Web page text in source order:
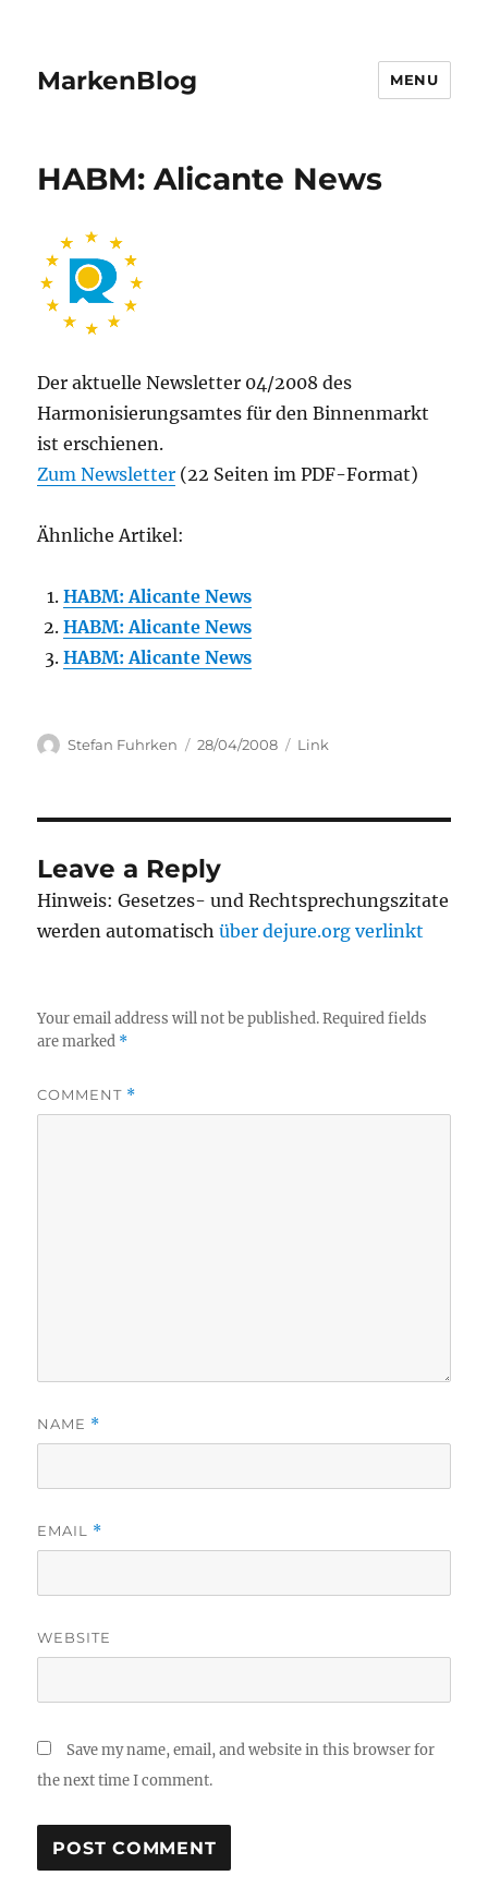
MarkenBlog MENU
HABM: Alicante News
Der aktuelle Newsletter 04/2008 des
Harmonisierungsamtes für den Binnenmarkt
ist erschienen.
Zum Newsletter (22 Seiten im PDF-Format)
Ähnliche Artikel:
HABM: Alicante News
HABM: Alicante News
HABM: Alicante News
Author
Stefan Fuhrken
Posted
28/04/2008 Categories
Link
Leave a Reply
Hinweis: Gesetzes- und Rechtsprechungszitate
werden automatischüber dejure.org verlinkt
Your email address will not be published. Required fields
are marked *
COMMENT *
NAME *
EMAIL *
WEBSITE
Save my name, email, and website in this browser for
the next time I comment.